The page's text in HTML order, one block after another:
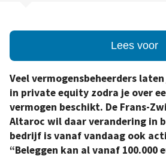
Lees voor
Veel vermogensbeheerders
in private equity zodra je over
vermogen beschikt. De Frans-
Altaroc wil daar verandering in
bedrijf is vanaf vandaag ook
“Beleggen kan al vanaf 100.000